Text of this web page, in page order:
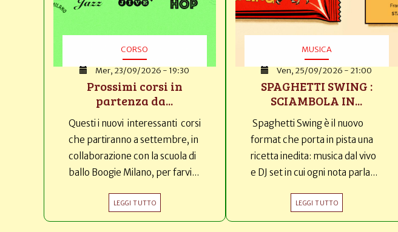
CORSO
Mer, 23/09/2026 - 19:30
Prossimi corsi in
partenza da...
Questi i nuovi interessanti corsi
che partiranno a settembre, in
collaborazione con la scuola di
ballo Boogie Milano, per farvi...
LEGGI TUTTO
MUSICA
Ven, 25/09/2026 - 21:00
SPAGHETTI SWING :
SCIAMBOLA IN...
Spaghetti Swing è il nuovo
format che porta in pista una
ricetta inedita: musica dal vivo
e DJ set in cui ogni nota parla...
LEGGI TUTTO